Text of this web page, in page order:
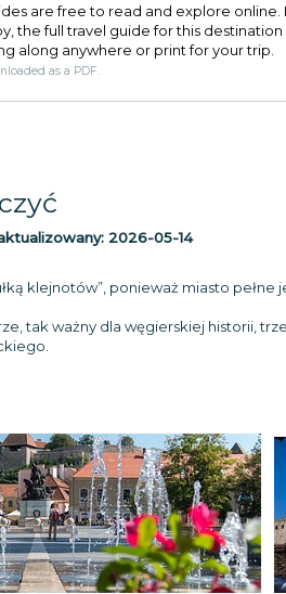
are free to read and explore online.
the full travel guide for this destination
along anywhere or print for your trip.​
as a PDF.
2026-05-14
klejnotów”, ponieważ miasto
tak ważny dla węgierskiej historii,